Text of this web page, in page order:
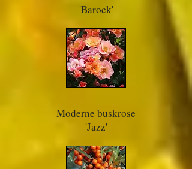
'Barock'
Moderne buskrose
'Jazz'